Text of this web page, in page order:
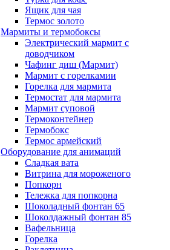
Ящик для чая
Термос золото
Мармиты и термобоксы
Электрический мармит с
доводчиком
Чафинг диш (Мармит)
Мармит с горелкамии
Горелка для мармита
Термостат для мармита
Мармит суповой
Термоконтейнер
Термобокс
Термос армейский
Оборудование для анимаций
Сладкая вата
Витрина для мороженого
Попкорн
Тележка для попкорна
Шоколадный фонтан 65
Шоколдажный фонтан 85
Вафельница
Горелка